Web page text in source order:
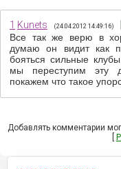
1 Kunets (24.04.2012 14:49:16)
Все так же верю в
думаю он видит как
бояться сильные
мы переступим эту
покажем что такое
Добавлять комментарии